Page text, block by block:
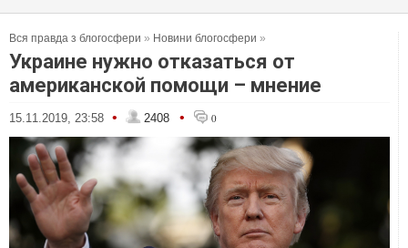
Вся правда з блогосфери » Новини блогосфери »
Украине нужно отказаться от
американской помощи – мнение
15.11.2019, 23:58 • 2408 • 0